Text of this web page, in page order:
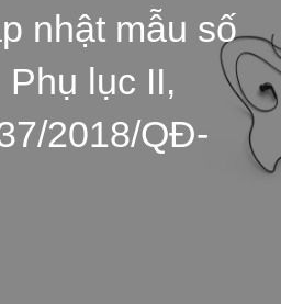
nhật mẫu số
lục II,
2018/QĐ-